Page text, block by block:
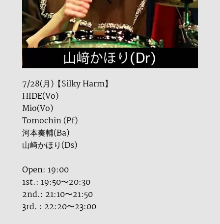
7/28(月)【Silky Harm】
HIDE(Vo)
Mio(Vo)
Tomochin (Pf)
河本奏輔(Ba)
山﨑かほり(Ds)
Open: 19:00
1st.: 19:50〜20:30
2nd.: 21:10〜21:50
3rd. : 22:20〜23:00